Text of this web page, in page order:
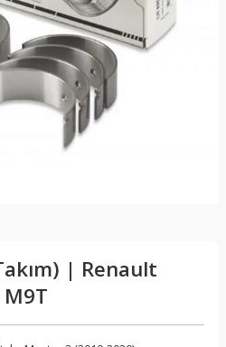
| Renault